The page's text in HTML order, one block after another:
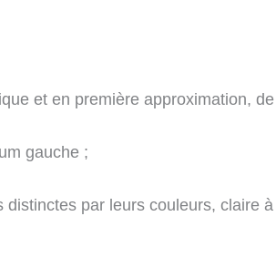
et en première approximation,
gauche ;
par leurs couleurs, claire